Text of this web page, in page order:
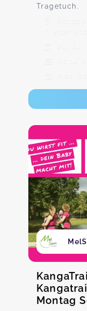
Tragetuch.
20. Jul
Ab
Max.
Montag